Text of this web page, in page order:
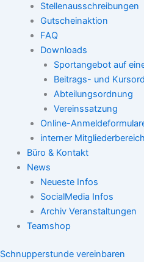
Stellenausschreibungen
Gutscheinaktion
FAQ
Downloads
Sportangebot auf
Beitrags- und
Abteilungsordnung
Vereinssatzung
Online-
interner Mitgliederbereich
Büro & Kontakt
News
Neueste Infos
SocialMedia Infos
Archiv Veranstaltungen
Teamshop
Schnupperstunde vereinbaren